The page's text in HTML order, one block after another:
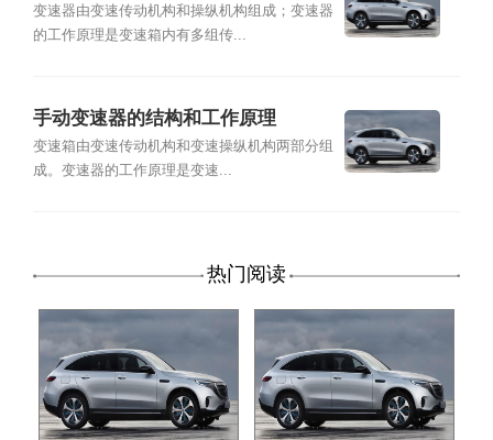
变速器由变速传动机构和操纵机构组成；变速器
的工作原理是变速箱内有多组传...
手动变速器的结构和工作原理
变速箱由变速传动机构和变速操纵机构两部分组
成。变速器的工作原理是变速...
热门阅读